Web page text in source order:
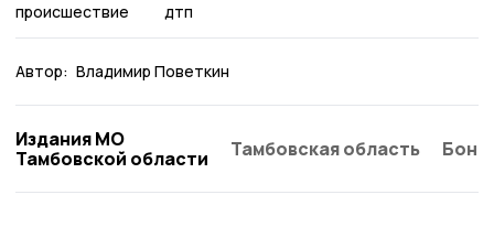
происшествие дтп
Автор: Владимир Поветкин
Издания МО
Тамбовской области
Тамбовская область